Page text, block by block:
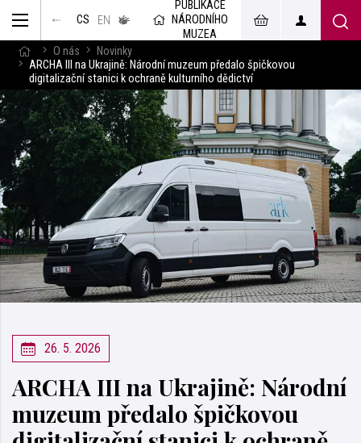
CS EN
v českém
jazyce
PUBLIKACE
NÁRODNÍHO
MUZEA
O nás
Novinky
ARCHA III na Ukrajině: Národní muzeum předalo špičkovou
digitalizační stanici k ochraně kulturního dědictví
26. 5. 2026
ARCHA III na Ukrajině: Národní
muzeum předalo špičkovou